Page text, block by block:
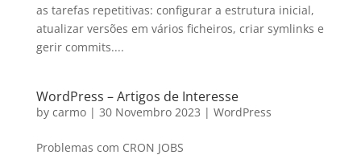
as tarefas repetitivas: configurar a estrutura inicial,
atualizar versões em vários ficheiros, criar symlinks e
gerir commits....
WordPress – Artigos de Interesse
by carmo| 30 Novembro 2023 | WordPress
Problemas com CRON JOBS